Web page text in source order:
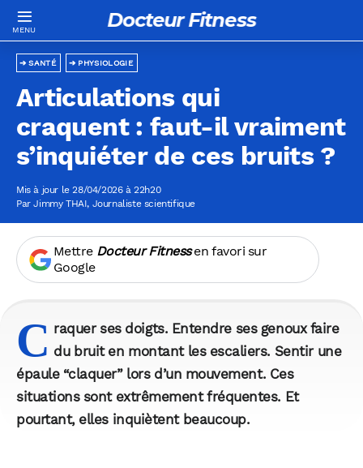
Docteur Fitness
PHYSIOLOGIE
SANTÉ
Articulations qui
craquent : faut-il vraiment
s’inquiéter de ces bruits ?
Mis à jour le 28/04/2026 à 22h20
ParJimmy THAI, Journaliste scientifique
Mettre Docteur Fitnessen favori sur
Google
C raquer ses doigts. Entendre ses genoux faire
du bruit en montant les escaliers. Sentir une
épaule “claquer” lors d’un mouvement. Ces
situations sont extrêmement fréquentes. Et
pourtant, elles inquiètent beaucoup.